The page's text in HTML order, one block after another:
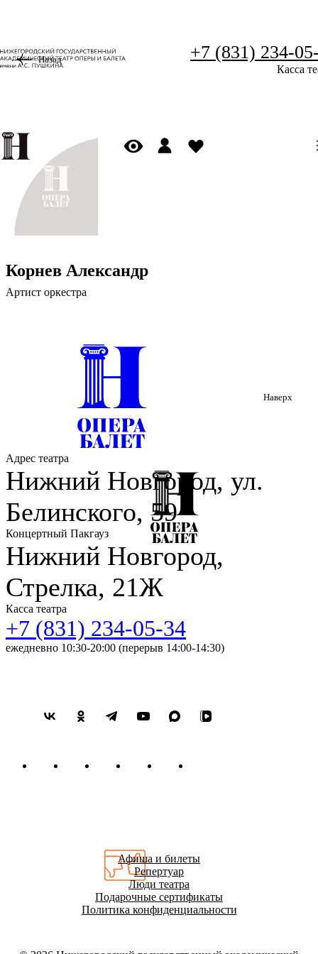
+7 (831) 234-
Касса
Назад
Корнев Александр
Артист оркестра
Наверх
Адрес театра
Нижний Новгород, ул.
Белинского, 59
Концертный Пакгауз
Нижний Новгород,
Стрелка, 21Ж
Касса театра
+7 (831) 234-05-34
ежедневно 10:30-20:00 (перерыв 14:00-14:30)
Афиша и билеты
Репертуар
Люди театра
Подарочные сертификаты
Политика конфиденциальности